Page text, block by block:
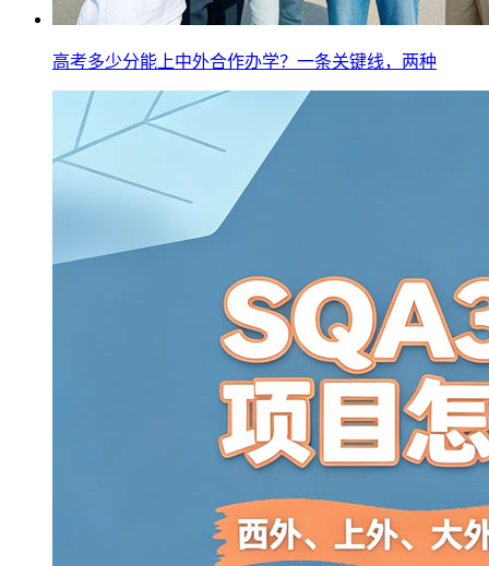
高考多少分能上中外合作办学？一条关键线，两种